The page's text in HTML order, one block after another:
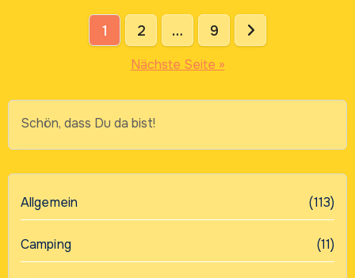
Seitennummerierung
Beiträge
1 2 … 9
Nächste Seite »
Schön, dass Du da bist!
Allgemein (113)
Camping (11)